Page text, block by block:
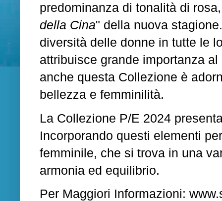
predominanza di tonalità di
della Cina" della nuova
diversità delle donne in tutte le
attribuisce grande importanza
anche questa Collezione è
bellezza e femminilità.
La Collezione P/E 2024
Incorporando questi elementi
femminile, che si trova in una
armonia ed equilibrio.
Per Maggiori Informazioni: